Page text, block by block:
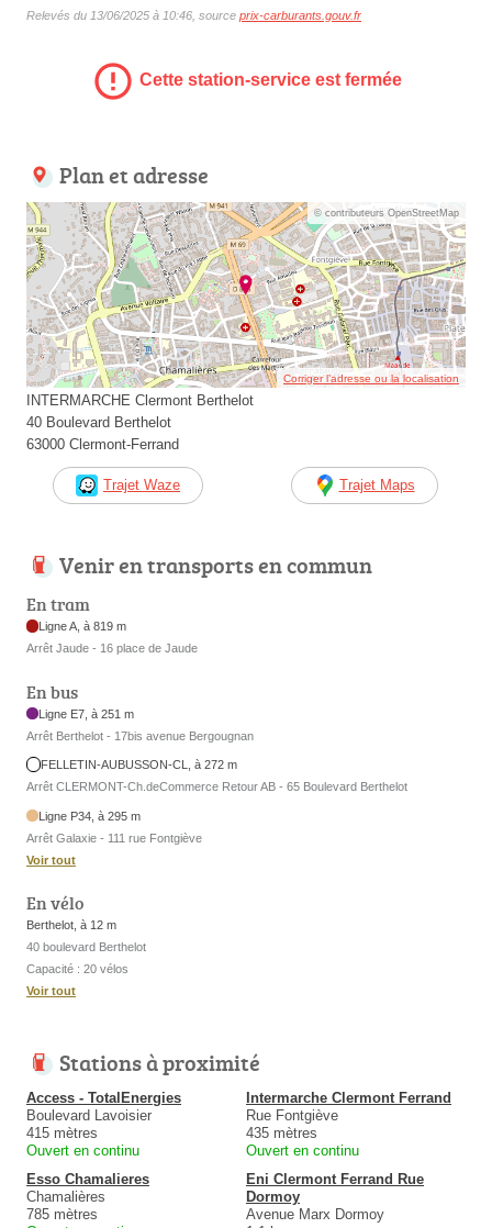
Relevés du 13/06/2025 à 10:46, source prix-carburants.gouv.fr
Cette station-service est fermée
Plan et adresse
© contributeurs OpenStreetMap
Corriger l’adresse ou la localisation
INTERMARCHE Clermont Berthelot
40 Boulevard Berthelot
63000 Clermont-Ferrand
Trajet Waze Trajet Maps
Venir en transports en commun
En tram
Ligne A, à 819 m
Arrêt Jaude - 16 place de Jaude
En bus
Ligne E7, à 251 m
Arrêt Berthelot - 17bis avenue Bergougnan
FELLETIN-AUBUSSON-CL, à 272 m
Arrêt CLERMONT-Ch.deCommerce Retour AB - 65 Boulevard Berthelot
Ligne P34, à 295 m
Arrêt Galaxie - 111 rue Fontgiève
Voir tout
En vélo
Berthelot, à 12 m
40 boulevard Berthelot
Capacité : 20 vélos
Voir tout
Stations à proximité
Access - TotalEnergies
Boulevard Lavoisier
415 mètres
Ouvert en continu
Intermarche Clermont Ferrand
Rue Fontgiève
435 mètres
Ouvert en continu
Esso Chamalieres
Chamalières
785 mètres
Eni Clermont Ferrand Rue
Dormoy
Avenue Marx Dormoy